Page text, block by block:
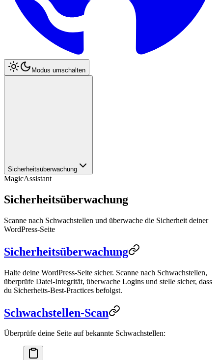
Modus umschalten
Sicherheitsüberwachung
MagicAssistant
Sicherheitsüberwachung
Scanne nach Schwachstellen und überwache die Sicherheit deiner
WordPress-Seite
Sicherheitsüberwachung
Halte deine WordPress-Seite sicher. Scanne nach Schwachstellen,
überprüfe Datei-Integrität, überwache Logins und stelle sicher, dass
du Sicherheits-Best-Practices befolgst.
Schwachstellen-Scan
Überprüfe deine Seite auf bekannte Schwachstellen: